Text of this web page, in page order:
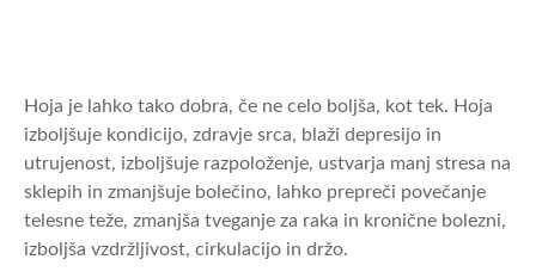
Hoja je lahko tako dobra, če ne celo boljša, kot tek. Hoja
izboljšuje kondicijo, zdravje srca, blaži depresijo in
utrujenost, izboljšuje razpoloženje, ustvarja manj stresa na
sklepih in zmanjšuje bolečino, lahko prepreči povečanje
telesne teže, zmanjša tveganje za raka in kronične bolezni,
izboljša vzdržljivost, cirkulacijo in držo.